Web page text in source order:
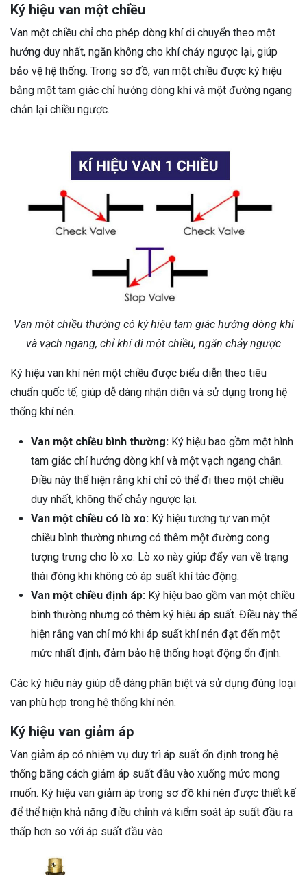
Ký hiệu van một chiều
Van một chiều chỉ cho phép dòng khí di chuyển theo một
hướng duy nhất, ngăn không cho khí chảy ngược lại, giúp
bảo vệ hệ thống. Trong sơ đồ, van một chiều được ký hiệu
bằng một tam giác chỉ hướng dòng khí và một đường ngang
chắn lại chiều ngược.
Van một chiều thường có ký hiệu tam giác hướng dòng khí
và vạch ngang, chỉ khí đi một chiều, ngăn chảy ngược
Ký hiệu van khí nén một chiều được biểu diễn theo tiêu
chuẩn quốc tế, giúp dễ dàng nhận diện và sử dụng trong hệ
thống khí nén.
Van một chiều bình thường: Ký hiệu bao gồm một hình
tam giác chỉ hướng dòng khí và một vạch ngang chắn.
Điều này thể hiện rằng khí chỉ có thể đi theo một chiều
duy nhất, không thể chảy ngược lại.
Van một chiều có lò xo: Ký hiệu tương tự van một
chiều bình thường nhưng có thêm một đường cong
tượng trưng cho lò xo. Lò xo này giúp đẩy van về trạng
thái đóng khi không có áp suất khí tác động.
Van một chiều định áp: Ký hiệu bao gồm van một chiều
bình thường nhưng có thêm ký hiệu áp suất. Điều này thể
hiện rằng van chỉ mở khi áp suất khí nén đạt đến một
mức nhất định, đảm bảo hệ thống hoạt động ổn định.
Các ký hiệu này giúp dễ dàng phân biệt và sử dụng đúng loại
van phù hợp trong hệ thống khí nén.
Ký hiệu van giảm áp
Van giảm áp có nhiệm vụ duy trì áp suất ổn định trong hệ
thống bằng cách giảm áp suất đầu vào xuống mức mong
muốn. Ký hiệu van giảm áp trong sơ đồ khí nén được thiết kế
để thể hiện khả năng điều chỉnh và kiểm soát áp suất đầu ra
thấp hơn so với áp suất đầu vào.